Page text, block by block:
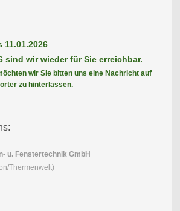
11.01.2026
sind wir wieder für Sie erreichbar.
wir Sie bitten uns eine Nachricht auf
zu hinterlassen.
u. Fenstertechnik GmbH
Thermenwelt)